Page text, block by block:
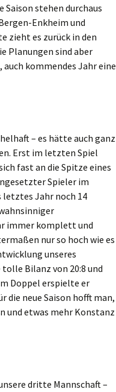
stehen durchaus
Enkheim und
zieht es zurück in den
Planungen sind aber
kommendes Jahr eine
– es hätte auch ganz
Erst im letzten Spiel
fast an die Spitze eines
Spieler im
letztes Jahr noch 14
immer komplett und
nur so hoch wie es
unseres
Bilanz von 20:8 und
Doppel erspielte er
die neue Saison hofft man,
und etwas mehr Konstanz
dritte Mannschaft –